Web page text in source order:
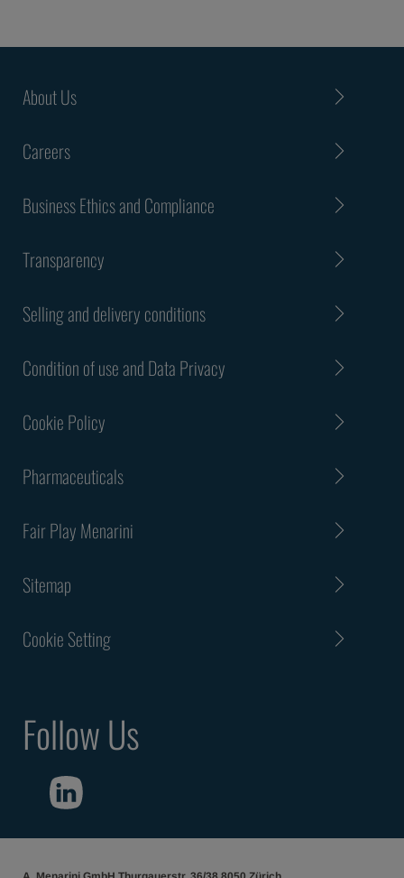
About Us
Careers
Business Ethics and Compliance
Transparency
Selling and delivery conditions
Condition of use and Data Privacy
Cookie Policy
Pharmaceuticals
Fair Play Menarini
Sitemap
Cookie Setting
Follow Us